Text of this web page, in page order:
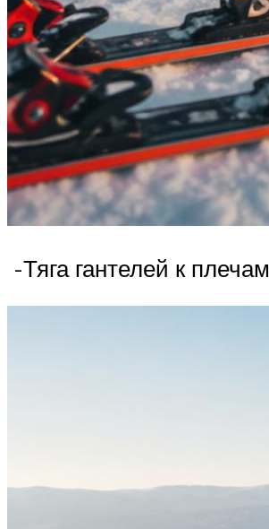
-Тяга гантелей к плечам